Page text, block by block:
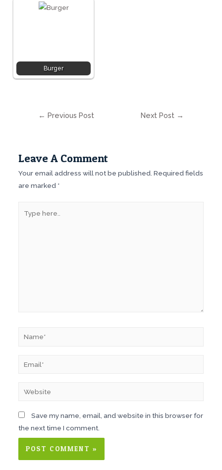
Burger
← Previous Post Next Post →
Leave A Comment
Your email address will not be published. Required fields
are marked *
Save my name, email, and website in this browser for
the next time I comment.